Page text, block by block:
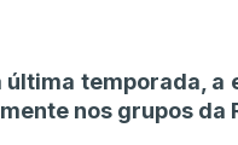
última temporada, a
nos grupos da